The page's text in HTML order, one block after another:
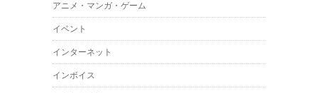
アニメ・マンガ・ゲーム
イベント
インターネット
インボイス